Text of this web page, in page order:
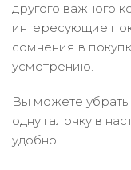
другого важного
интересующие
сомнения в
усмотрению.
Вы можете убрать
одну галочку в
удобно.